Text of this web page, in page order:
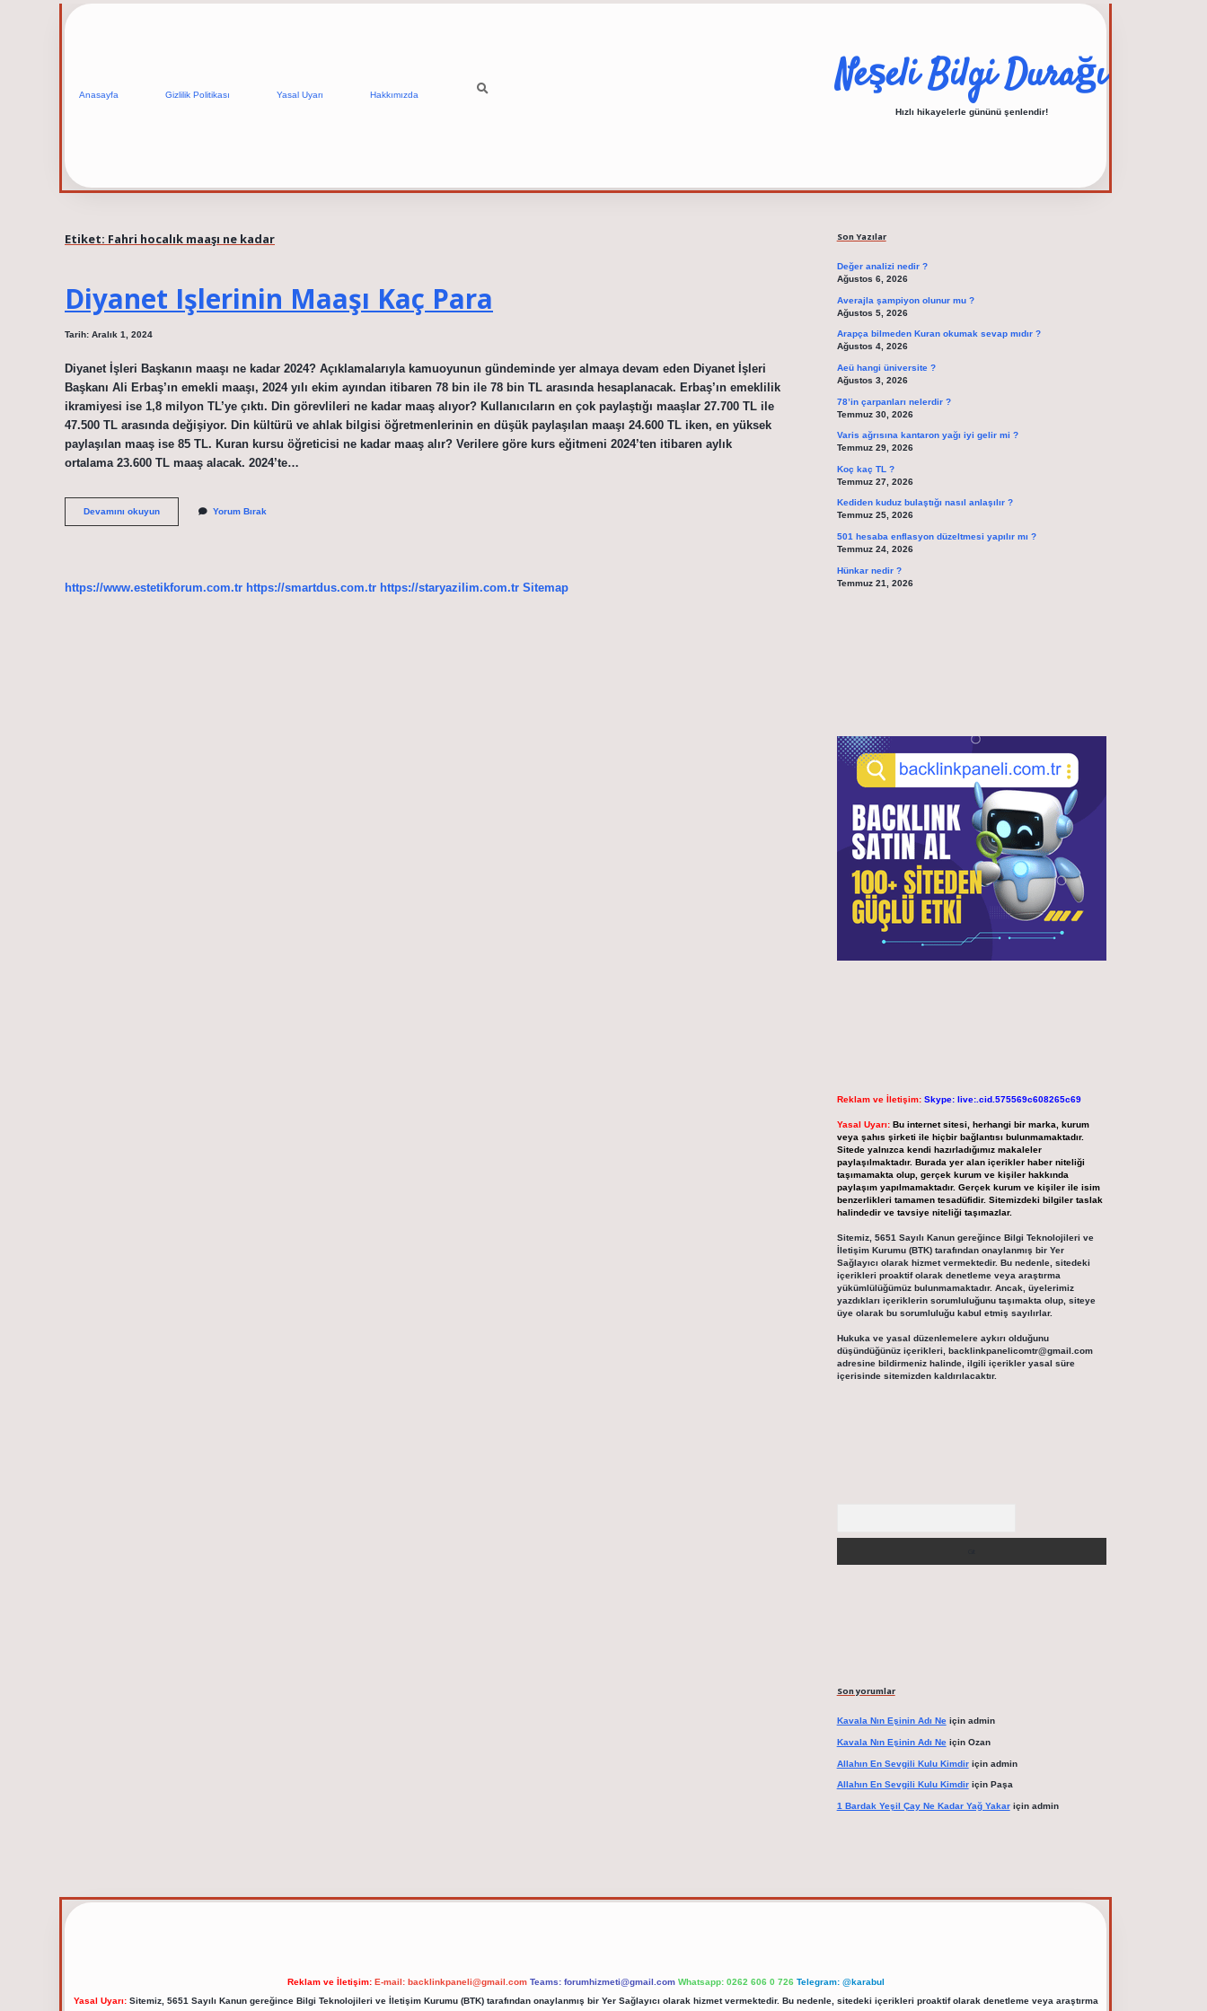
Anasayfa Gizlilik Politikası Yasal Uyarı Hakkımızda Neşeli Bilgi Durağı
Hızlı hikayelerle gününü şenlendir!
Etiket: Fahri hocalık maaşı ne kadar
Diyanet Işlerinin Maaşı Kaç Para
Tarih: Aralık 1, 2024
Diyanet İşleri Başkanın maaşı ne kadar 2024? Açıklamalarıyla kamuoyunun gündeminde yer almaya devam eden Diyanet İşleri
Başkanı Ali Erbaş’ın emekli maaşı, 2024 yılı ekim ayından itibaren 78 bin ile 78 bin TL arasında hesaplanacak. Erbaş’ın emeklilik
ikramiyesi ise 1,8 milyon TL’ye çıktı. Din görevlileri ne kadar maaş alıyor? Kullanıcıların en çok paylaştığı maaşlar 27.700 TL ile
47.500 TL arasında değişiyor. Din kültürü ve ahlak bilgisi öğretmenlerinin en düşük paylaşılan maaşı 24.600 TL iken, en yüksek
paylaşılan maaş ise 85 TL. Kuran kursu öğreticisi ne kadar maaş alır? Verilere göre kurs eğitmeni 2024’ten itibaren aylık
ortalama 23.600 TL maaş alacak. 2024’te…
Devamını okuyunDiyanet
Işlerinin
Yorum Bırak
https://www.estetikforum.com.tr https://smartdus.com.tr https://staryazilim.com.tr Sitemap
Son Yazılar
Değer analizi nedir ?
Ağustos 6, 2026
Averajla şampiyon olunur mu ?
Ağustos 5, 2026
Arapça bilmeden Kuran okumak sevap mıdır ?
Ağustos 4, 2026
Aeü hangi üniversite ?
Ağustos 3, 2026
78’in çarpanları nelerdir ?
Temmuz 30, 2026
Varis ağrısına kantaron yağı iyi gelir mi ?
Temmuz 29, 2026
Koç kaç TL ?
Temmuz 27, 2026
Kediden kuduz bulaştığı nasıl anlaşılır ?
Temmuz 25, 2026
501 hesaba enflasyon düzeltmesi yapılır mı ?
Temmuz 24, 2026
Hünkar nedir ?
Temmuz 21, 2026
Reklam ve İletişim: Skype: live:.cid.575569c608265c69
Yasal Uyarı: Bu internet sitesi, herhangi bir marka, kurum
veya şahıs şirketi ile hiçbir bağlantısı bulunmamaktadır.
Sitede yalnızca kendi hazırladığımız makaleler
paylaşılmaktadır. Burada yer alan içerikler haber niteliği
taşımamakta olup, gerçek kurum ve kişiler hakkında
paylaşım yapılmamaktadır. Gerçek kurum ve kişiler ile isim
benzerlikleri tamamen tesadüfidir. Sitemizdeki bilgiler taslak
halindedir ve tavsiye niteliği taşımazlar.
Sitemiz, 5651 Sayılı Kanun gereğince Bilgi Teknolojileri ve
İletişim Kurumu (BTK) tarafından onaylanmış bir Yer
Sağlayıcı olarak hizmet vermektedir. Bu nedenle, sitedeki
içerikleri proaktif olarak denetleme veya araştırma
yükümlülüğümüz bulunmamaktadır. Ancak, üyelerimiz
yazdıkları içeriklerin sorumluluğunu taşımakta olup, siteye
üye olarak bu sorumluluğu kabul etmiş sayılırlar.
Hukuka ve yasal düzenlemelere aykırı olduğunu
düşündüğünüz içerikleri, backlinkpanelicomtr@gmail.com
adresine bildirmeniz halinde, ilgili içerikler yasal süre
içerisinde sitemizden kaldırılacaktır.
Son yorumlar
Kavala Nın Eşinin Adı Neiçin admin
Kavala Nın Eşinin Adı Neiçin Ozan
Allahın En Sevgili Kulu Kimdiriçin admin
Allahın En Sevgili Kulu Kimdiriçin Paşa
1 Bardak Yeşil Çay Ne Kadar Yağ Yakariçin admin
elexbet güncel
Reklam ve İletişim: E-mail: backlinkpaneli@gmail.com Teams: forumhizmeti@gmail.com Whatsapp: 0262 606 0 726 Telegram: @karabul
Yasal Uyarı:Sitemiz, 5651 Sayılı Kanun gereğince Bilgi Teknolojileri ve İletişim Kurumu (BTK) tarafından onaylanmış bir Yer Sağlayıcı olarak hizmet vermektedir. Bu nedenle, sitedeki içerikleri proaktif olarak denetleme veya araştırma